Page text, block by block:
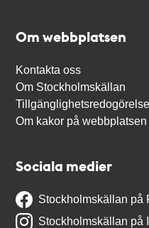
Om webbplatsen
Kontakta oss
Om Stockholmskällan
Tillgänglighetsredogörelse
Om kakor på webbplatsen
Sociala medier
Stockholmskällan på
Stockholmskällan på